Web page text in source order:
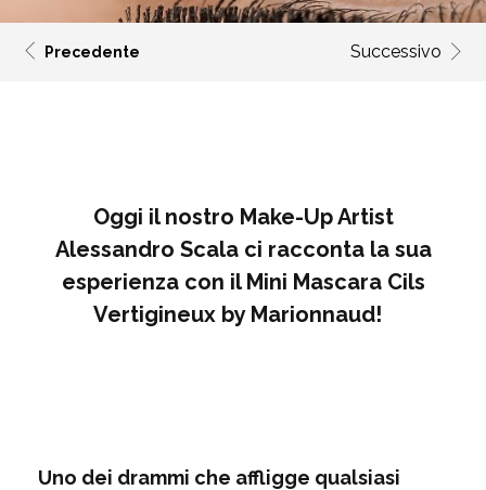
Precedente Successivo
Oggi il nostro Make-Up Artist
Alessandro Scala ci racconta la sua
esperienza con il Mini Mascara Cils
Vertigineux by Marionnaud!
Uno dei drammi che affligge qualsiasi